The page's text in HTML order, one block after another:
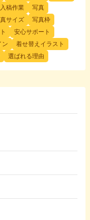
入稿作業
写真
サイズ
写真枠
安心サポート
ン
着せ替えイラスト
選ばれる理由